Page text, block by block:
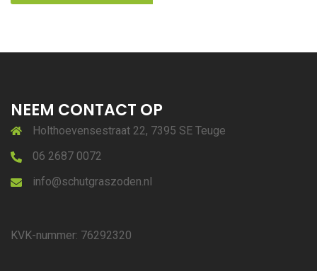
NEEM CONTACT OP
Holthoevensestraat 22, 7395 SE Teuge
06 2687 0072
info@schutgraszoden.nl
KVK-nummer: 76292320